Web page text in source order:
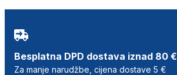
Besplatna DPD dostava iznad 80 €
Za manje narudžbe, cijena dostave 5 €